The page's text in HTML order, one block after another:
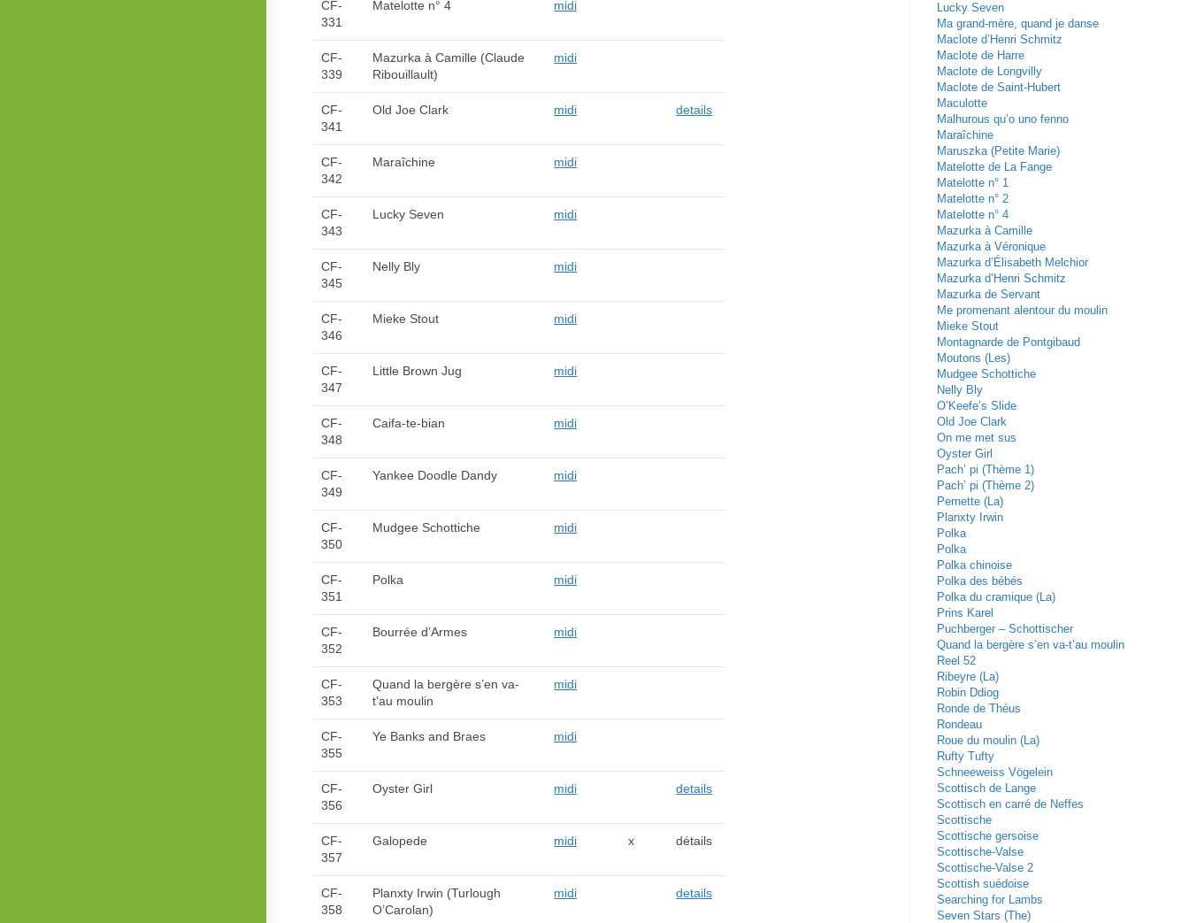
CF-
331
Matelotte n° 4 midi
CF-
339
Mazurka à Camille (Claude
Ribouillault)
midi
CF-
341
Old Joe Clark midi details
CF-
342
Maraîchine midi
CF-
343
Lucky Seven midi
CF-
345
Nelly Bly midi
CF-
346
Mieke Stout midi
CF-
347
Little Brown Jug midi
CF-
348
Caifa-te-bian midi
CF-
349
Yankee Doodle Dandy midi
CF-
350
Mudgee Schottiche midi
CF-
351
Polka midi
CF-
352
Bourrée d’Armes midi
CF-
353
Quand la bergère s’en va-
t’au moulin
midi
CF-
355
Ye Banks and Braes midi
CF-
356
Oyster Girl midi details
CF-
357
Galopede midi x détails
CF-
358
Planxty Irwin (Turlough
O’Carolan)
midi details
Lucky Seven
Ma grand-mère, quand je danse
Maclote d’Henri Schmitz
Maclote de Harre
Maclote de Longvilly
Maclote de Saint-Hubert
Maculotte
Malhurous qu’o uno fenno
Maraîchine
Maruszka (Petite Marie)
Matelotte de La Fange
Matelotte n° 1
Matelotte n° 2
Matelotte n° 4
Mazurka à Camille
Mazurka à Véronique
Mazurka d’Élisabeth Melchior
Mazurka d’Henri Schmitz
Mazurka de Servant
Me promenant alentour du moulin
Mieke Stout
Montagnarde de Pontgibaud
Moutons (Les)
Mudgee Schottiche
Nelly Bly
O’Keefe’s Slide
Old Joe Clark
On me met sus
Oyster Girl
Pach’ pi (Thème 1)
Pach’ pi (Thème 2)
Pernette (La)
Planxty Irwin
Polka
Polka
Polka chinoise
Polka des bébés
Polka du cramique (La)
Prins Karel
Puchberger – Schottischer
Quand la bergère s’en va-t’au moulin
Reel 52
Ribeyre (La)
Robin Ddiog
Ronde de Théus
Rondeau
Roue du moulin (La)
Rufty Tufty
Schneeweiss Vögelein
Scottisch de Lange
Scottisch en carré de Neffes
Scottische
Scottische gersoise
Scottische-Valse
Scottische-Valse 2
Scottish suédoise
Searching for Lambs
Seven Stars (The)